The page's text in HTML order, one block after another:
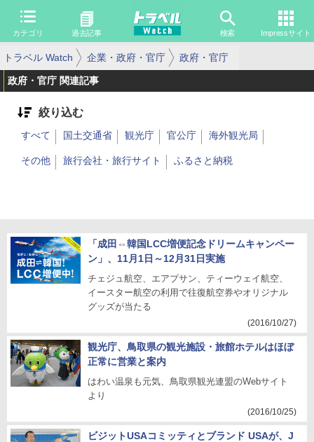
カテゴリ 過去記事 検索 Impressサイト
トラベル Watch 企業・政府・官庁 政府・官庁
政府・官庁 関連記事
絞り込む
すべて 国土交通省 観光庁 官公庁 海外観光局
その他 旅行会社・旅行サイト ふるさと納税
「成田⇔韓国LCC増便記念ドリームキャンペー
ン」、11月1日～12月31日実施
チェジュ航空、エアプサン、ティーウェイ航空、
イースター航空の利用で往復航空券やオリジナル
グッズが当たる
(2016/10/27)
観光庁、鳥取県の観光施設・旅館ホテルはほぼ
正常に営業と案内
はわい温泉も元気、鳥取県観光連盟のWebサイト
より
(2016/10/25)
ビジットUSAコミッティとブランド USAが、J